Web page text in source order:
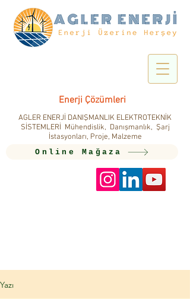
AGLER ENERJİ DANIŞMANLIK ELEKTROTEKNİK
SİSTEMLERİ Mühendislik, Danışmanlık, Şarj
İstasyonları, Proje, Malzeme
Enerji Çözümleri
Online Mağaza
Yazı